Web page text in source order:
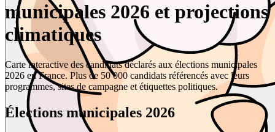
municipales 2026 et projections
climatiques
Carte interactive des candidats déclarés aux élections municipales
2026 en France. Plus de 50 000 candidats référencés avec leurs
programmes, sites de campagne et étiquettes politiques.
Élections municipales 2026